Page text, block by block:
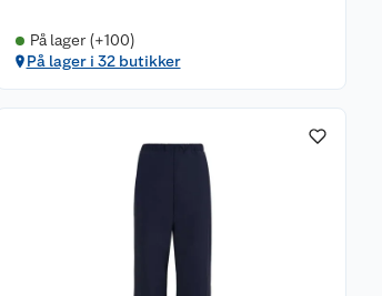
På lager (+100)
På lager i 32 butikker